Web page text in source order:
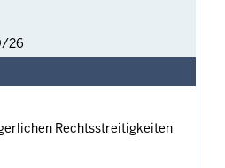
26
Rechtsstreitigkeiten